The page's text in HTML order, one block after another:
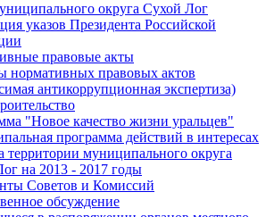
округа Сухой Лог
указов Президента Российской
правовые акты
нормативных правовых актов
антикоррупционная экспертиза)
"Новое качество жизни уральцев"
программа действий в интересах
территории муниципального округа
на 2013 - 2017 годы
Советов и Комиссий
обсуждение